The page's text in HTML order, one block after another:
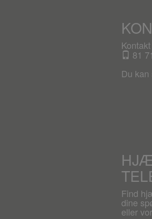
81
Du
Find
dine
eller